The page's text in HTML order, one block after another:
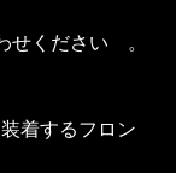
せください 。
着するフロン